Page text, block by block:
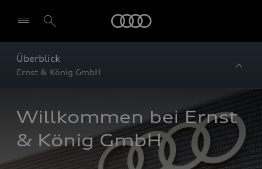
Überblick
Ernst & König GmbH
Willkommen bei Ernst
& König GmbH